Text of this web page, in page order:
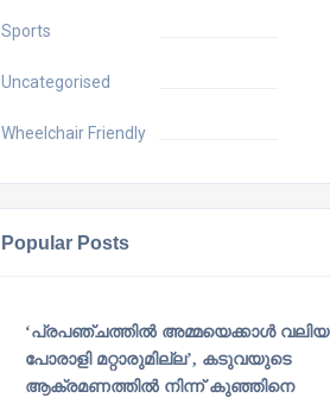
Sports
Uncategorised
Wheelchair Friendly
Popular Posts
‘പ്രപഞ്ചത്തില്‍ അമ്മയെക്കാള്‍ വലിയ
പോരാളി മറ്റാരുമില്ല’, കടുവയുടെ
ആക്രമണത്തില്‍ നിന്ന് കുഞ്ഞിനെ